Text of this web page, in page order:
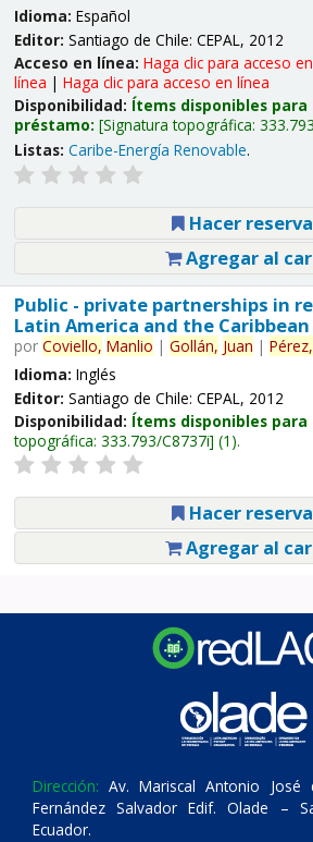
Idioma: Español
Editor: Santiago de Chile: CEPAL, 2012
Acceso en línea: Haga clic para acceso en
línea | Haga clic para acceso en línea
Disponibilidad: Ítems disponibles para
préstamo: Signatura topográfica:
Listas: Caribe-Energía Renovable.
Hacer reserva
Agregar al
Public - private partnerships in
Latin America and the Caribbean
por Coviello, Manlio | Gollán, Juan | Pérez,
Idioma: Inglés
Editor: Santiago de Chile: CEPAL, 2012
Disponibilidad: Ítems disponibles
topográfica: 333.793/C8737i (1).
Hacer reserva
Agregar al
Dirección: Av. Mariscal Antonio José
Fernández Salvador Edif. Olade –
Ecuador.